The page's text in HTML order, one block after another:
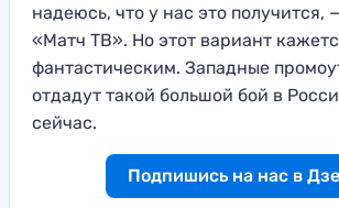
надеюсь, что у нас это получится,
«Матч ТВ». Но этот вариант
фантастическим. Западные
отдадут такой большой бой в
сейчас.
Подпишись на нас в